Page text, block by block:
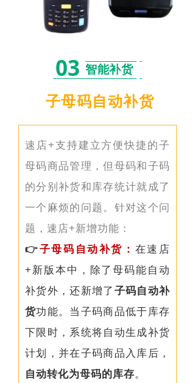
03 智能补货
子母码自动补货
速店+支持建立方便快捷的子
母码商品管理，但母码和子码
的分别补货和库存统计就成了
一个麻烦的问题。针对这个问
题，速店+新增功能：
👉子母码自动补货： 在速店
+新版本中，除了母码能自动
补货外，还新增了子码自动补
货功能。当子码商品低于库存
下限时，系统将自动生成补货
计划，并在子码商品入库后，
自动转化为母码的库存。